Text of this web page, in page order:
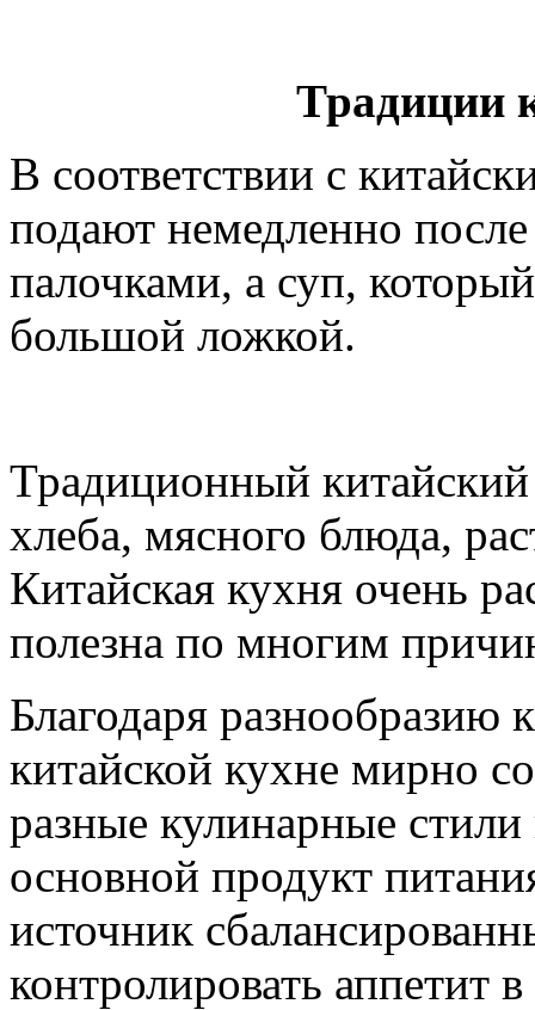
Традиции
В соответствии с
подают немедленно
палочками, а суп,
большой ложкой.
Традиционный
хлеба, мясного блюда,
Китайская кухня очень
полезна по многим
Благодаря разнообразию
китайской кухне мирно
разные кулинарные
основной продукт
источник
контролировать аппетит